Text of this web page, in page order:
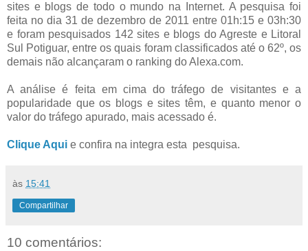
sites e blogs de todo o mundo na Internet. A pesquisa foi
feita no dia 31 de dezembro de 2011 entre 01h:15 e 03h:30
e foram pesquisados 142 sites e blogs do Agreste e Litoral
Sul Potiguar, entre os quais foram classificados até o 62º, os
demais não alcançaram o ranking do Alexa.com.
A análise é feita em cima do tráfego de visitantes e a
popularidade que os blogs e sites têm, e quanto menor o
valor do tráfego apurado, mais acessado é.
Clique Aqui e confira na integra esta pesquisa.
às 15:41
Compartilhar
10 comentários: